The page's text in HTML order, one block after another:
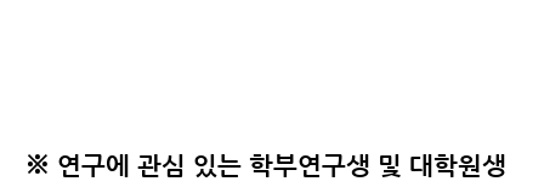
※ 연구에 관심 있는 학부연구생 및 대학원생